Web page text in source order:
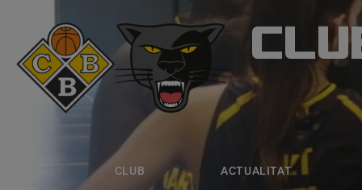
CLUB ACTUALITAT
CLUB
ACTUALITAT